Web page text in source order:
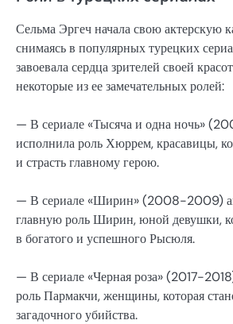
Сельма Эргеч начала свою актерскую
снимаясь в популярных турецких
завоевала сердца зрителей своей
некоторые из ее замечательных ролей:
— В сериале «Тысяча и одна ночь»
исполнила роль Хюррем, красавицы,
и страсть главному герою.
— В сериале «Ширин» (2008-2009)
главную роль Ширин, юной девушки,
в богатого и успешного Рысюля.
— В сериале «Черная роза» (2017-
роль Пармакчи, женщины, которая
загадочного убийства.